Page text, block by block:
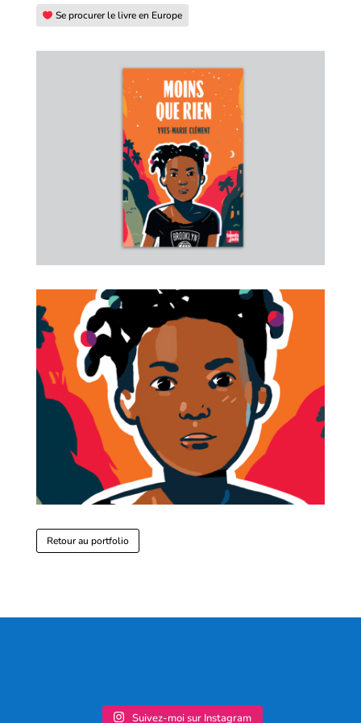
Se procurer le livre en Europe
Retour au portfolio
Suivez-moi sur Instagram